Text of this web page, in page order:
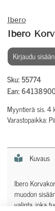
Ibero
Ibero
Kirjaudu sisään
Sku: 55774
Ean:
Myyntierä sis. 4
Varastopaikka:
Kuvaus
Ibero
muodon
valinta, joka